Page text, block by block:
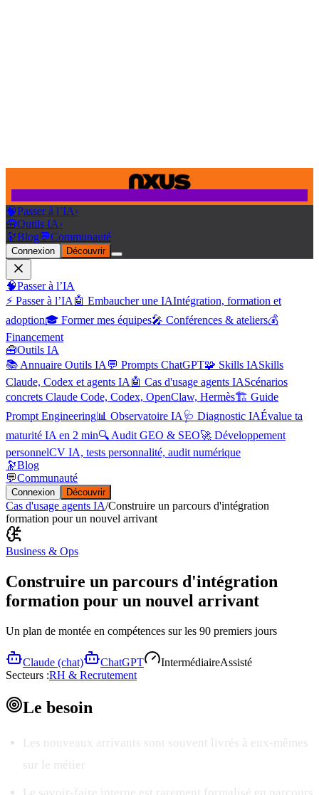
🧠Passer à l’IA›
🧰Outils IA›
🔭Blog💬Communauté
Connexion Découvrir
🧠Passer à l’IA
⚡ Passer à l’IA 🤖 Embaucher une IAIntégration, formation et
adoption🎓 Former mes équipes🎤 Conférences & ateliers💰
Financement
🧰Outils IA
📚 Annuaire Outils IA 💬 Prompts ChatGPT🧩 Skills IASkills
Claude, Codex et agents IA 🤖 Cas d'usage agents IAScénarios
concrets Claude Code, Codex, OpenClaw, Hermès🏗️ Guide
Prompt Engineering📊 Observatoire IA 🩺 Diagnostic IAÉvalue ta
maturité IA en 2 min🔍 Audit GEO & SEO🚀 Développement
personnelCV IA, tests personnalité, audit numérique
🔭Blog
💬Communauté
Connexion Découvrir
Cas d'usage agents IA/Construire un parcours d'intégration
formation pour un nouvel arrivant
Business & Ops
Construire un parcours d'intégration
formation pour un nouvel arrivant
Un plan de montée en compétences sur les 90 premiers jours
Claude (chat) ChatGPT IntermédiaireAssisté
Secteurs :RH & Recrutement
Le besoin
Les nouveaux arrivants sont souvent livrés à eux-mêmes
sur le métier
Le savoir-faire interne est rarement formalisé en parcours